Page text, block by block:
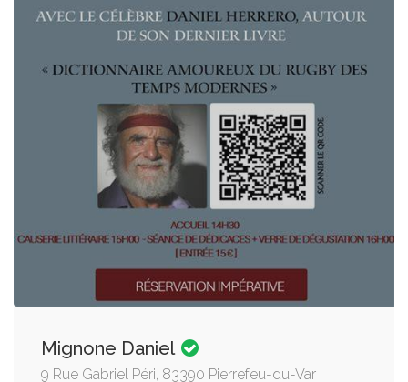
Mignone Daniel
9 Rue Gabriel Péri, 83390 Pierrefeu-du-Var